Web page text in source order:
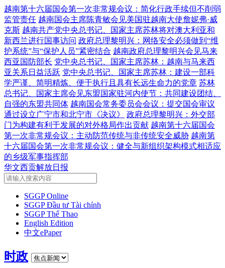
越南第十六届国会第一次非常规会议：简化行政手续但不削弱
监管责任 越南国会主席陈青敏会见美国驻越南大使詹妮弗·威
克斯 越南共产党中央总书记、国家主席苏林将对澳大利亚和
新西兰进行国事访问 政府总理黎明兴：网络安全必须做到“维
护系统”与“保护人员”紧密结合 越南政府总理黎明兴会见马来
西亚国防部长 党中央总书记、国家主席苏林：越南与马来西
亚关系日益活跃 党中央总书记、国家主席苏林：建设一部科
学严谨、简明精炼、便于执行且具有长远生命力的党章 苏林
总书记、国家主席会见东盟国家驻河内使节：共同建设团结、
自强的东盟共同体 越南国会常务委员会会议：提交国会审议
通过设立广宁市和北宁市《决议》
政府总理黎明兴：外交部
门为构建有利于发展的对外格局作出贡献 越南第十六届国会
第一次非常规会议：主动防范传统与非传统安全威胁 越南第
十六届国会第一次非常规会议：健全与新组织架构模式相适应
的乡级军事指挥部
华文西贡解放日报
SGGP Online
SGGP Đầu tư Tài chính
SGGP Thể Thao
English Edition
中文ePaper
时政